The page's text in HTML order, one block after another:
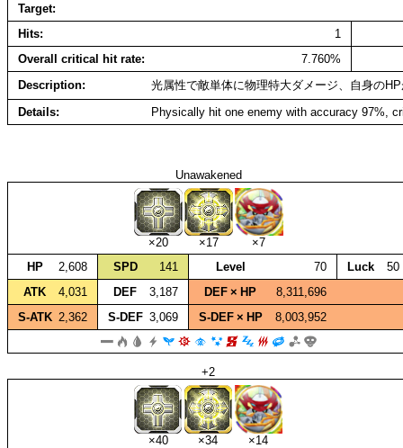
Target
Hits
1
Overall critical hit rate
7.760%
Description
光属性で敵単体に物理特大ダメージ、自身の
Details
Physically hit one enemy with accuracy 97%,
Unawakened
×20 ×17
×7
HP
2,608 SPD 141 Level 70 Luck
50
ATK
4,031 DEF 3,187 DEF × HP
8,311,696
S‑ATK 2,362 S‑DEF 3,069 S‑DEF × HP 8,003,952
+2
×40 ×34
×14